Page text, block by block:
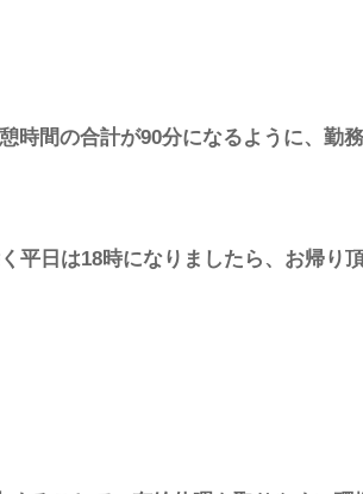
時間の合計が90分になるように、勤
平日は18時になりましたら、お帰り頂